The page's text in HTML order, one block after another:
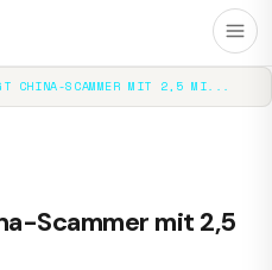
CHINA-SCAMMER MIT 2,5 MI...
Scammer mit 2,5